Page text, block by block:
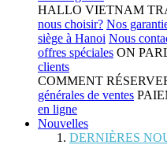
HALLO VIETNAM
nous choisir? Nos
siège à Hanoi Nous
offres spéciales ON
clients
COMMENT
générales de ventes
en ligne
Nouvelles
DERNIÈRES